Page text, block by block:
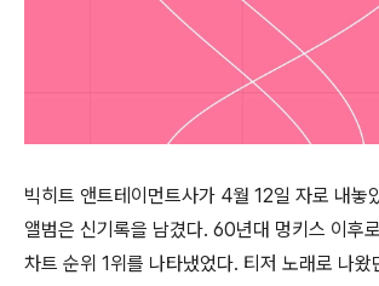
빅히트 앤트테이먼트사가 4월 12일 자로 내놓
앨범은 신기록을 남겼다. 60년대 멍키스 이후
차트 순위 1위를 나타냈었다. 티저 노래로 나왔